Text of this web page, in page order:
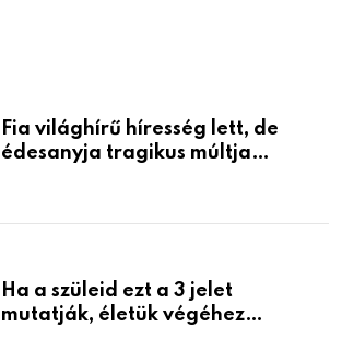
Fia világhírű híresség lett, de
édesanyja tragikus múltja
Ha a szüleid ezt a 3 jelet
mutatják, életük végéhez